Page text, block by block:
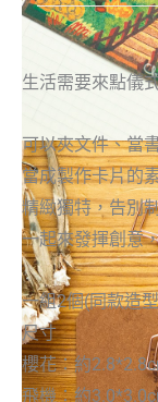
生活需要來點儀
可以夾文件、當
當成製作卡片的
精緻獨特，告別
一起來發揮創意
一組2個(同款造
尺寸
櫻花：約
飛機：約